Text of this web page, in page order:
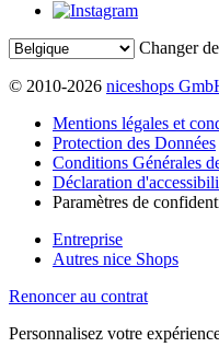
Changer
© 2010-2026 niceshops
Mentions légales et
Protection des Données
Conditions Générales
Déclaration
Paramètres de
Entreprise
Autres nice Shops
Renoncer au contrat
Personnalisez votre